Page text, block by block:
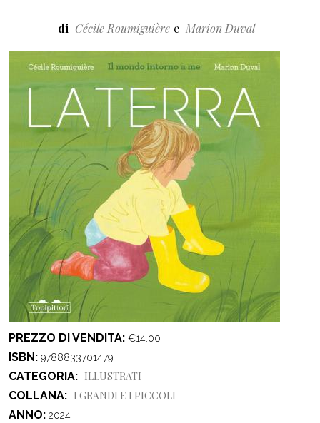
di Cécile Roumiguière Marion Duval
PREZZO DI VENDITA €14.00
ISBN 9788833701479
CATEGORIA
ILLUSTRATI
COLLANA
I GRANDI E I PICCOLI
ANNO 2024